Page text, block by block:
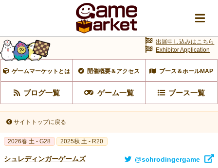
ゲームマーケットとは 開催概要＆アクセス ブース＆ホールMAP
ブログ一覧 ゲーム一覧 ブース一覧
出展申し込みはこちら
Exhibitor Application
サイトトップに戻る
2026春 土 - G28 2025秋 土 - R20
シュレディンガーゲームズ @schrodingergame